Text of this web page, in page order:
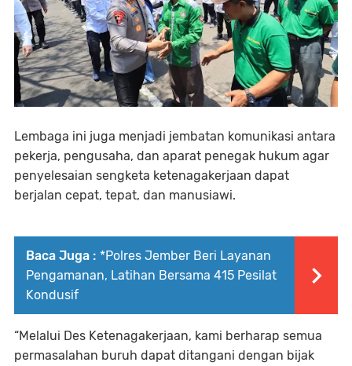
Lembaga ini juga menjadi jembatan komunikasi antara
pekerja, pengusaha, dan aparat penegak hukum agar
penyelesaian sengketa ketenagakerjaan dapat
berjalan cepat, tepat, dan manusiawi.
Baca Juga : *Polres Jember Beri Layanan
Pengamanan, Latihan Bersama 415 Pesilat
Kondusif
“Melalui Des Ketenagakerjaan, kami berharap semua
permasalahan buruh dapat ditangani dengan bijak